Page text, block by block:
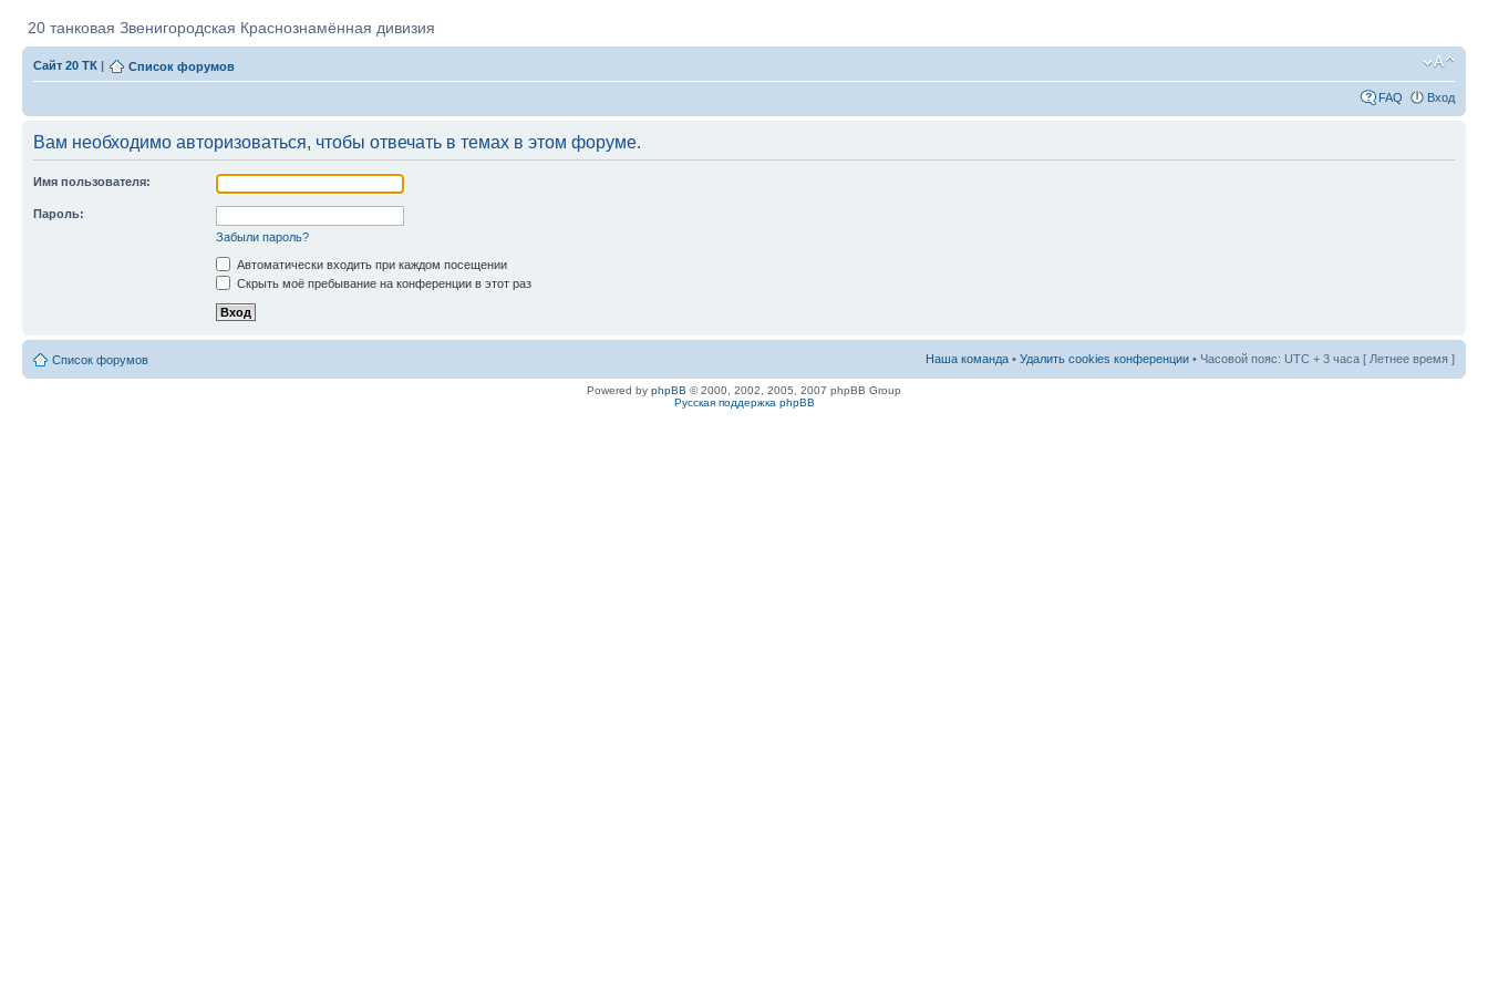
20 танковая Звенигородская Краснознамённая дивизия
Сайт 20 ТК | Список форумов
FAQ Вход
Вам необходимо авторизоваться, чтобы отвечать в темах в этом форуме.
Имя пользователя:
Пароль:
Забыли пароль?
Автоматически входить при каждом посещении
Скрыть моё пребывание на конференции в этот раз
Список форумов Наша команда • Удалить cookies конференции • Часовой пояс: UTC + 3 часа [ Летнее время ]
Powered by phpBB © 2000, 2002, 2005, 2007 phpBB Group
Русская поддержка phpBB